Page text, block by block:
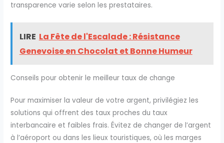
transparence varie selon les prestataires.
LIRE La Fête de l'Escalade : Résistance
Genevoise en Chocolat et Bonne Humeur
Conseils pour obtenir le meilleur taux de change
Pour maximiser la valeur de votre argent, privilégiez les
solutions qui offrent des taux proches du taux
interbancaire et faibles frais. Évitez de changer de l’argent
à l’aéroport ou dans les lieux touristiques, où les marges